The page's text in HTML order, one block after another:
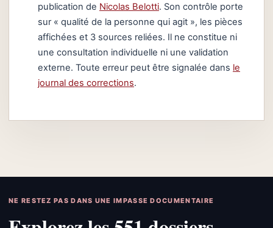
publication de Nicolas Belotti. Son contrôle porte
sur « qualité de la personne qui agit », les pièces
affichées et 3 sources reliées. Il ne constitue ni
une consultation individuelle ni une validation
externe. Toute erreur peut être signalée dans le
journal des corrections.
NE RESTEZ PAS DANS UNE IMPASSE DOCUMENTAIRE